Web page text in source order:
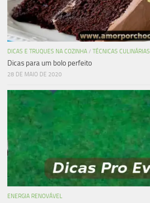
DICAS E TRUQUES NA COZINHA / TÉCNICAS CULINÁRIAS
Dicas para um bolo perfeito
28 DE MAIO DE 2020
ENERGIA RENOVÁVEL